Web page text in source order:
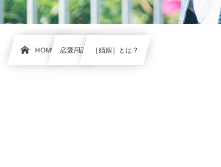
HOME 恋愛用語 ［婚姻］とは？